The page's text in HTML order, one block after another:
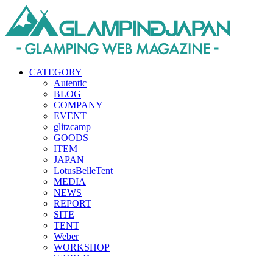
CATEGORY
Autentic
BLOG
COMPANY
EVENT
glitzcamp
GOODS
ITEM
JAPAN
LotusBelleTent
MEDIA
NEWS
REPORT
SITE
TENT
Weber
WORKSHOP